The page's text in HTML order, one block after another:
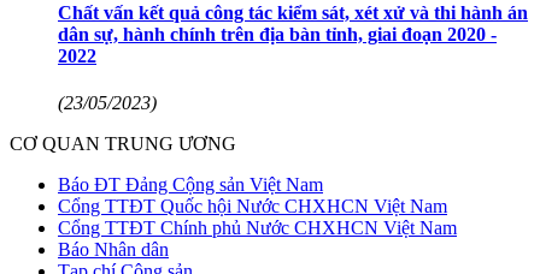
Chất vấn kết quả công tác kiểm sát, xét xử và thi hành án
dân sự, hành chính trên địa bàn tỉnh, giai đoạn 2020 -
2022
(23/05/2023)
CƠ QUAN TRUNG ƯƠNG
Báo ĐT Đảng Cộng sản Việt Nam
Cổng TTĐT Quốc hội Nước CHXHCN Việt Nam
Cổng TTĐT Chính phủ Nước CHXHCN Việt Nam
Báo Nhân dân